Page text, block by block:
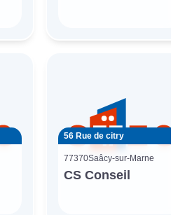
56 Rue de citry
77370Saâcy-sur-Marne
CS Conseil